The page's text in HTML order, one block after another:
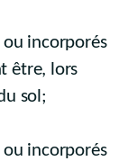
ou incorporés
être, lors
sol;
ou incorporés